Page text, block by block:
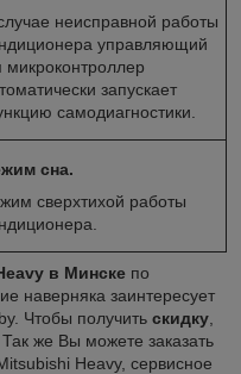
неисправной работы
управляющий
микроконтроллер
запускает
самодиагностики.
сна.
сверхтихой работы
в Минске по
наверняка заинтересует
Чтобы получить скидку
же Вы можете заказать
Heavy, сервисное